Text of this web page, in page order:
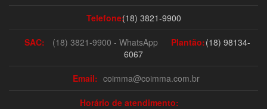
Telefone:(18) 3821-9900
SAC: (18) 3821-9900 - WhatsApp Plantão:(18) 98134-
6067
Email: coimma@coimma.com.br
Horário de atendimento: